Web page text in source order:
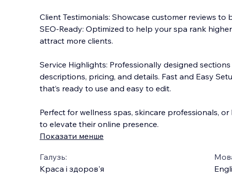
Client Testimonials: Showcase customer reviews to
SEO-Ready: Optimized to help your spa rank
attract more clients.
Service Highlights: Professionally designed
descriptions, pricing, and details. Fast and Easy
that’s ready to use and easy to edit.
Perfect for wellness spas, skincare professionals,
to elevate their online presence.
Показати менше
Галузь:
Краса і здоров'я